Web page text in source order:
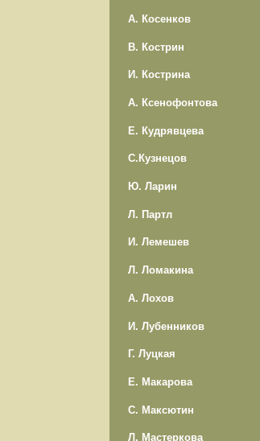
А. Косенков
В. Кострин
И. Кострина
А. Ксенофонтова
Е. Кудрявцева
С.Кузнецов
Ю. Ларин
Л. Партл
И. Лемешев
Л. Ломакина
А. Лохов
И. Лубенников
Г. Луцкая
Е. Макарова
С. Максютин
Л. Мастеркова